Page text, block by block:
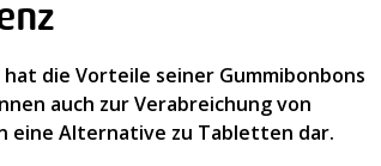
die Vorteile seiner Gummibonbons
auch zur Verabreichung von
eine Alternative zu Tabletten dar.